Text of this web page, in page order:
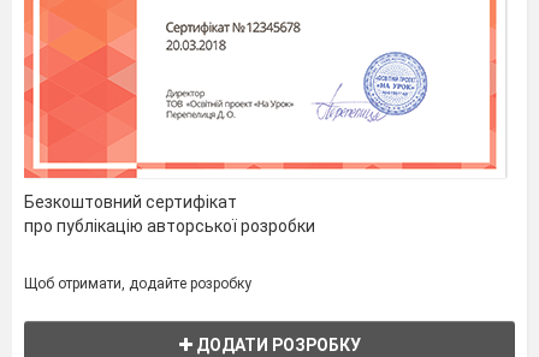
Безкоштовний сертифікат
про публікацію авторської розробки
Щоб отримати, додайте розробку
ДОДАТИ РОЗРОБКУ